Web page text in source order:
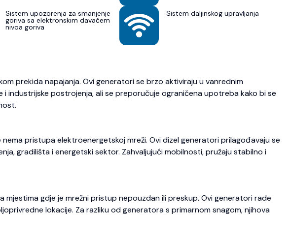
Sistem upozorenja za smanjenje
goriva sa elektronskim davačem
nivoa goriva
Sistem daljinskog upravljanja
prekida napajanja. Ovi generatori se brzo aktiviraju u vanrednim
industrijske postrojenja, ali se preporučuje ograničena upotreba kako bi se
pristupa elektroenergetskoj mreži. Ovi dizel generatori prilagođavaju se
gradilišta i energetski sektor. Zahvaljujući mobilnosti, pružaju stabilno i
gdje je mrežni pristup nepouzdan ili preskup. Ovi generatori rade
lokacije. Za razliku od generatora s primarnom snagom, njihova